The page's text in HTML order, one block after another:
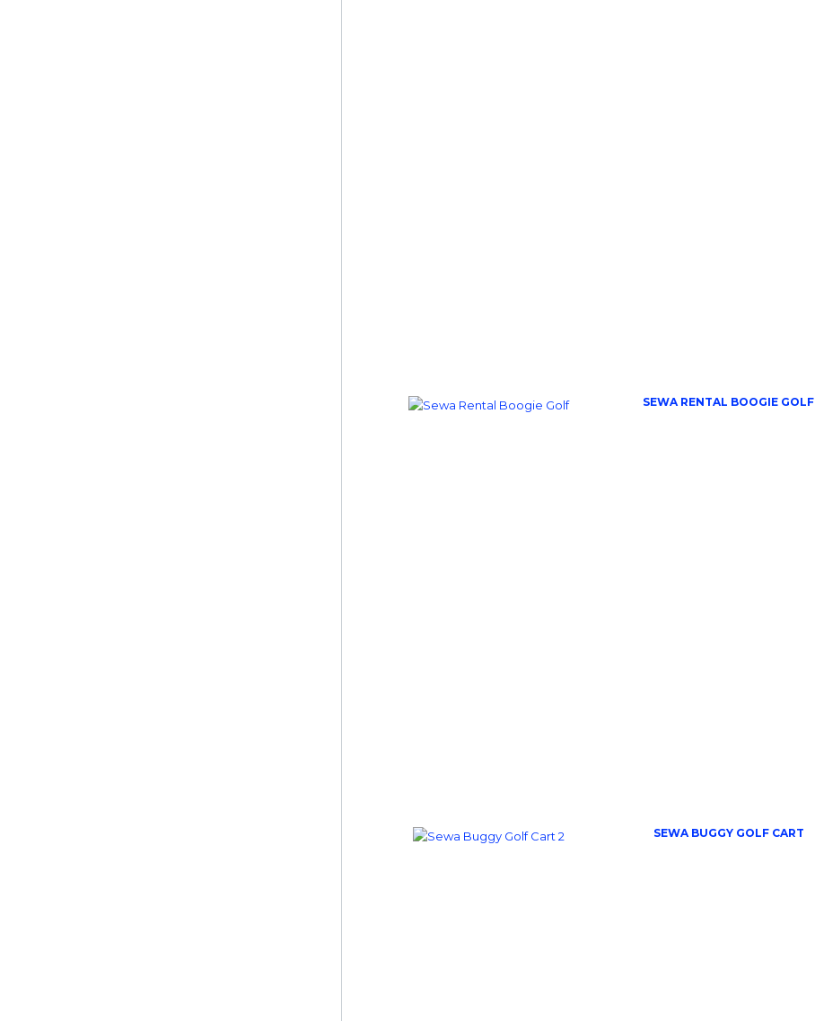
SEWA RENTAL BOOGIE GOLF
SEWA BUGGY GOLF CART